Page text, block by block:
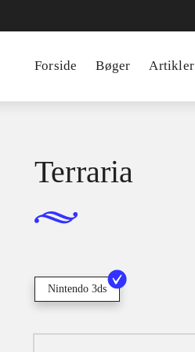
Forside Bøger Artikler
Terraria
Nintendo 3ds